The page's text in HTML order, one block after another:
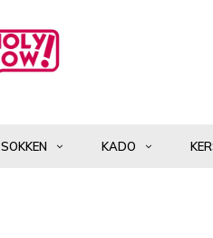
SOKKEN KADO